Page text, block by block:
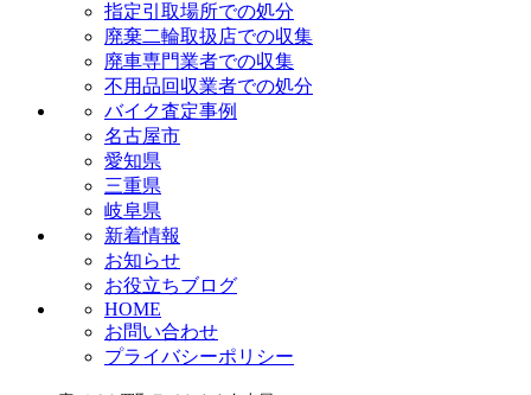
指定引取場所での処分
廃棄二輪取扱店での収集
廃車専門業者での収集
不用品回収業者での処分
バイク査定事例
名古屋市
愛知県
三重県
岐阜県
新着情報
お知らせ
お役立ちブログ
HOME
お問い合わせ
プライバシーポリシー